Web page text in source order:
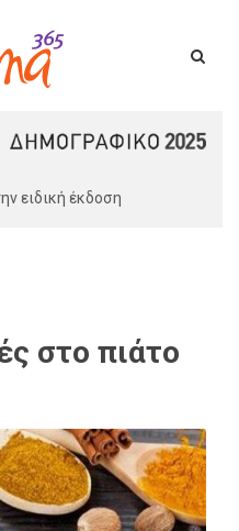
ειδική έκδοση
στο πιάτο